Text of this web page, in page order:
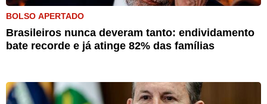
BOLSO APERTADO
Brasileiros nunca deveram tanto: endividamento
bate recorde e já atinge 82% das famílias